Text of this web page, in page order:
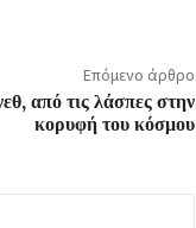
Επόμενο άρθρο
από τις λάσπες στην
κορυφή του κόσμου